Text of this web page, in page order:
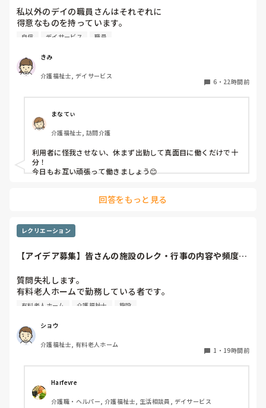
私以外のデイの職員さんはそれぞれに
得意なものを持っています。
介助で言えば、要領よく動けたりと。
今の私を振り返ってみたら…何も持っていないことが虚しく
利用者からは「素直に話聞いてくれる」・「言いやすい・頼
みやすい」
って言われます。
職員から見ての私は？って考えたら答えられる自信がないで
す…
自信 デイサービス 職員
きみ
介護福祉士, デイサービス
6 ・ 22時間前
まなてぃ
介護福祉士, 訪問介護
利用者に怪我させない、休まず出勤して真面目に働くだけで十
分！
今日もお互い頑張って働きましょう😊
回答をもっと見る
レクリエーション
【アイデア募集】皆さんの施設のレク・行事の内容や頻度を
質問失礼します。
有料老人ホームで勤務している者です。
のくらいの頻度で行っているのか参考にさせていただきたく
質問いたしました。
うちの施設では現在、以下のような取り組みを行っていま
毎月：「カフェ」と称して少し豪華なおやつとコーヒー・緑
茶等の提供、カレンダー作り
有料老人ホーム 介護福祉士 施設
ショウ
介護福祉士, 有料老人ホーム
1 ・ 19時間前
Harfevre
介護職・ヘルパー, 介護福祉士, 生活相談員, デイサービス